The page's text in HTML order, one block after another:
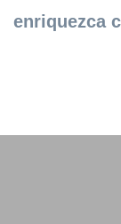
enriquezca